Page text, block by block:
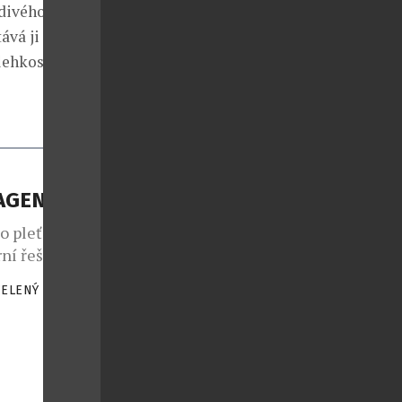
roll-
ji do
pleť od
řešení pro
v